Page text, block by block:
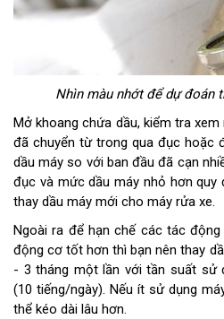
Nhìn màu nhớt để dự đoán
Mở khoang chứa dầu, kiểm tra
đã chuyển từ trong qua đục hoặc
dầu máy so với ban đầu đã cạn
đục và mức dầu máy nhỏ hơn quy
thay dầu máy mới cho máy rửa xe.
Ngoài ra để hạn chế các tác
động cơ tốt hơn thì bạn nên thay
- 3 tháng một lần với tần suất sử
(10 tiếng/ngày). Nếu ít sử dụng
thể kéo dài lâu hơn.